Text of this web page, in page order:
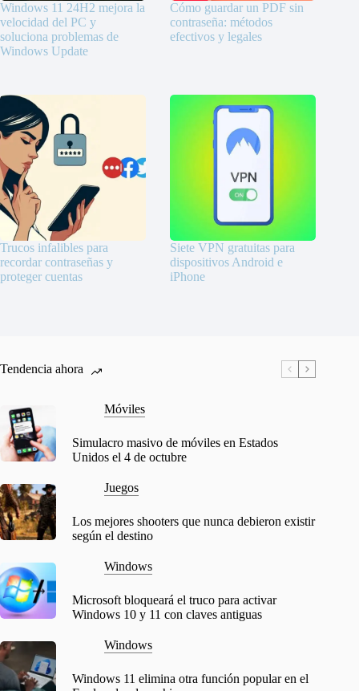
Windows 11 24H2 mejora la
velocidad del PC y
soluciona problemas de
Windows Update
Cómo guardar un PDF sin
contraseña: métodos
efectivos y legales
Trucos infalibles para
recordar contraseñas y
proteger cuentas
Siete VPN gratuitas para
dispositivos Android e
iPhone
Tendencia ahora
Móviles
Simulacro masivo de móviles en Estados
Unidos el 4 de octubre
Juegos
Los mejores shooters que nunca debieron existir
según el destino
Windows
Microsoft bloqueará el truco para activar
Windows 10 y 11 con claves antiguas
Windows
Windows 11 elimina otra función popular en el